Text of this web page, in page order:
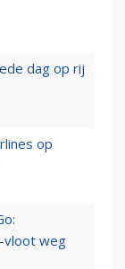
dag op rij
op
vloot weg